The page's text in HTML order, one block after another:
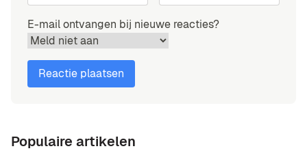
E-mail ontvangen bij nieuwe reacties?
Populaire artikelen